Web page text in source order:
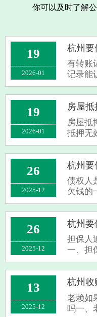
你可以及时了解
19
2026-01
有转账
记录能
认定借
转账记
款。倘
款，又
意的证
19
2026-01
房屋
房屋抵
抵押无
行为中
的情况
先，如
相应的
能无法
26
2025-12
杭州要
债权人
欠钱的
非如此
那些持
人为特
当某人
企业时
26
2025-12
担保人
一、担
些作为
后，自
利。对
讼有效
债务义
13
2025-12
老赖如
吗一、